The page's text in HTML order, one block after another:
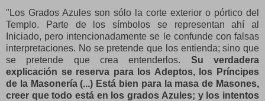
"Los Grados Azules son sólo la corte exterior o pórtico del
Templo. Parte de los símbolos se representan ahí al
Iniciado, pero intencionadamente se le confunde con falsas
interpretaciones. No se pretende que los entienda; sino que
se pretende que crea entenderlos. Su verdadera
explicación se reserva para los Adeptos, los Príncipes
de la Masonería (...) Está bien para la masa de Masones,
creer que todo está en los grados Azules; y los intentos